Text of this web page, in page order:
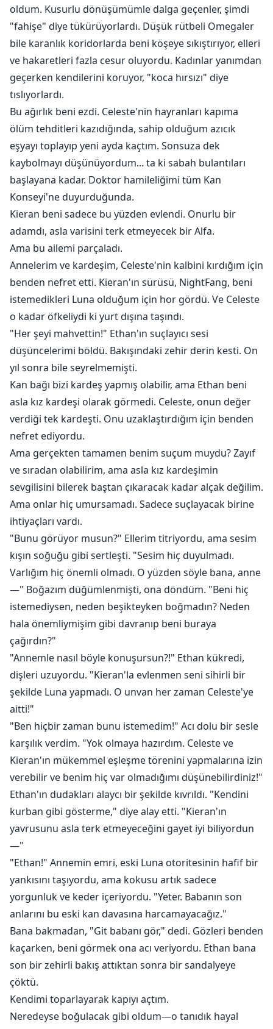
oldum. Kusurlu dönüşümümle dalga geçenler, şimdi
"fahişe" diye tükürüyorlardı. Düşük rütbeli Omegaler
bile karanlık koridorlarda beni köşeye sıkıştırıyor, elleri
ve hakaretleri fazla cesur oluyordu. Kadınlar yanımdan
geçerken kendilerini koruyor, "koca hırsızı" diye
tıslıyorlardı.
Bu ağırlık beni ezdi. Celeste'nin hayranları kapıma
ölüm tehditleri kazıdığında, sahip olduğum azıcık
eşyayı toplayıp yeni ayda kaçtım. Sonsuza dek
kaybolmayı düşünüyordum... ta ki sabah bulantıları
başlayana kadar. Doktor hamileliğimi tüm Kan
Konseyi'ne duyurduğunda.
Kieran beni sadece bu yüzden evlendi. Onurlu bir
adamdı, asla varisini terk etmeyecek bir Alfa.
Ama bu ailemi parçaladı.
Annelerim ve kardeşim, Celeste'nin kalbini kırdığım için
benden nefret etti. Kieran'ın sürüsü, NightFang, beni
istemedikleri Luna olduğum için hor gördü. Ve Celeste
o kadar öfkeliydi ki yurt dışına taşındı.
"Her şeyi mahvettin!" Ethan'ın suçlayıcı sesi
düşüncelerimi böldü. Bakışındaki zehir derin kesti. On
yıl sonra bile seyrelmemişti.
Kan bağı bizi kardeş yapmış olabilir, ama Ethan beni
asla kız kardeşi olarak görmedi. Celeste, onun değer
verdiği tek kardeşti. Onu uzaklaştırdığım için benden
nefret ediyordu.
Ama gerçekten tamamen benim suçum muydu? Zayıf
ve sıradan olabilirim, ama asla kız kardeşimin
sevgilisini bilerek baştan çıkaracak kadar alçak değilim.
Ama onlar hiç umursamadı. Sadece suçlayacak birine
ihtiyaçları vardı.
"Bunu görüyor musun?" Ellerim titriyordu, ama sesim
kışın soğuğu gibi sertleşti. "Sesim hiç duyulmadı.
Varlığım hiç önemli olmadı. O yüzden söyle bana, anne
—" Boğazım düğümlenmişti, ona döndüm. "Beni hiç
istemediysen, neden beşikteyken boğmadın? Neden
hala önemliymişim gibi davranıp beni buraya
çağırdın?"
"Annemle nasıl böyle konuşursun?!" Ethan kükredi,
dişleri uzuyordu. "Kieran'la evlenmen seni sihirli bir
şekilde Luna yapmadı. O unvan her zaman Celeste'ye
aitti!"
"Ben hiçbir zaman bunu istemedim!" Acı dolu bir sesle
karşılık verdim. "Yok olmaya hazırdım. Celeste ve
Kieran'ın mükemmel eşleşme törenini yapmalarına izin
verebilir ve benim hiç var olmadığımı düşünebilirdiniz!"
Ethan'ın dudakları alaycı bir şekilde kıvrıldı. "Kendini
kurban gibi gösterme," diye alay etti. "Kieran'ın
yavrusunu asla terk etmeyeceğini gayet iyi biliyordun
—"
"Ethan!" Annemin emri, eski Luna otoritesinin hafif bir
yankısını taşıyordu, ama kokusu artık sadece
yorgunluk ve keder içeriyordu. "Yeter. Babanın son
anlarını bu eski kan davasına harcamayacağız."
Bana bakmadan, "Git babanı gör," dedi. Gözleri benden
kaçarken, beni görmek ona acı veriyordu. Ethan bana
son bir zehirli bakış attıktan sonra bir sandalyeye
çöktü.
Kendimi toparlayarak kapıyı açtım.
Neredeyse boğulacak gibi oldum—o tanıdık hayal